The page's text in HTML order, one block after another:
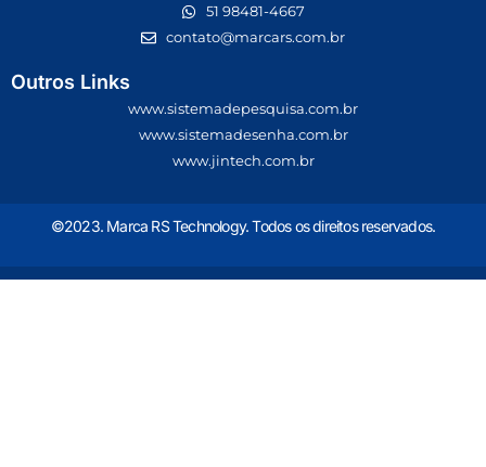
51 98481-4667
contato@marcars.com.br
Outros Links
www.sistemadepesquisa.com.br
www.sistemadesenha.com.br
www.jintech.com.br
©2023. Marca RS Technology. Todos os direitos reservados.